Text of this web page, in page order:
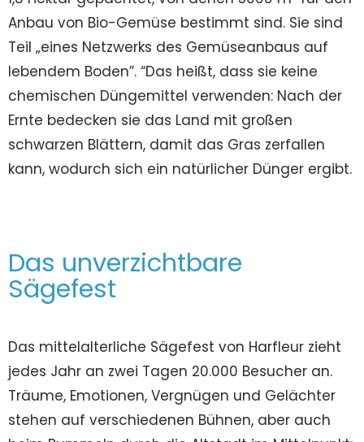
Anbau von Bio-Gemüse bestimmt sind. Sie sind
Teil „eines Netzwerks des Gemüseanbaus auf
lebendem Boden”. “Das heißt, dass sie keine
chemischen Düngemittel verwenden: Nach der
Ernte bedecken sie das Land mit großen
schwarzen Blättern, damit das Gras zerfallen
kann, wodurch sich ein natürlicher Dünger ergibt.
Das unverzichtbare
Sägefest
Das mittelalterliche Sägefest von Harfleur zieht
jedes Jahr an zwei Tagen 20.000 Besucher an.
Träume, Emotionen, Vergnügen und Gelächter
stehen auf verschiedenen Bühnen, aber auch